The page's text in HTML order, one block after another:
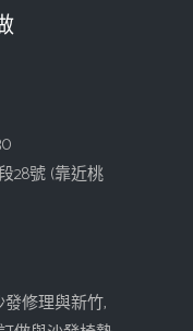
28號 (靠近桃
修理與新竹,